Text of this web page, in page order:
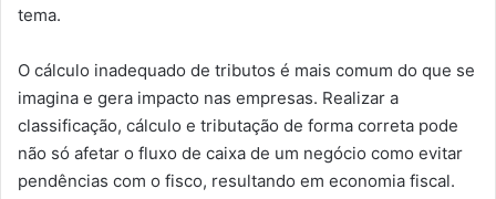
tema.
O cálculo inadequado de tributos é mais comum do que se
imagina e gera impacto nas empresas. Realizar a
classificação, cálculo e tributação de forma correta pode
não só afetar o fluxo de caixa de um negócio como evitar
pendências com o fisco, resultando em economia fiscal.